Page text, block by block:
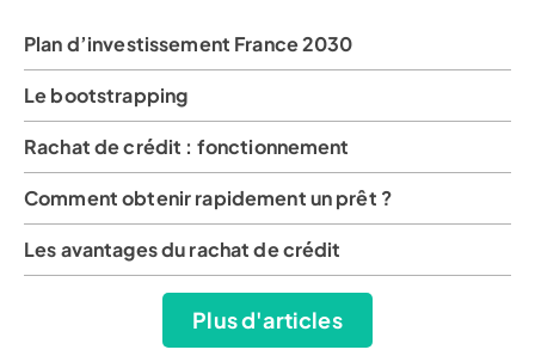
Plan d’investissement France 2030
Le bootstrapping
Rachat de crédit : fonctionnement
Comment obtenir rapidement un prêt ?
Les avantages du rachat de crédit
Plus d'articles